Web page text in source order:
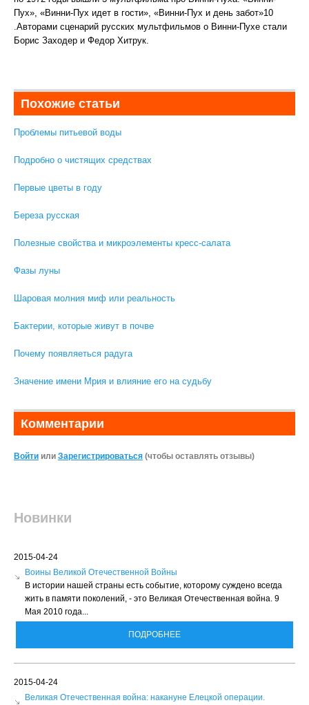
Пух», «Винни-Пух идет в гости», «Винни-Пух и день забот»10
.Авторами сценарий русских мультфильмов о Винни-Пухе стали
Борис Заходер и Федор Хитрук.
Похожие статьи
Проблемы питьевой воды
Подробно о чистящих средствах
Первые цветы в году
Береза русская
Полезные свойства и микроэлементы кресс-салата
Фазы луны
Шаровая молния миф или реальность
Бактерии, которые живут в почве
Почему появляеться радуга
Значение имени Мрия и влияние его на судьбу
Комментарии
Войти или Зарегистрироваться (чтобы оставлять отзывы)
Новинки
2015-04-24
Воины Великой Отечественной Войны
В истории нашей страны есть событие, которому суждено всегда
жить в памяти поколений, - это Великая Отечественная война. 9
Мая 2010 года...
ПОДРОБНЕЕ
2015-04-24
Великая Отечественная война: накануне Елецкой операции.